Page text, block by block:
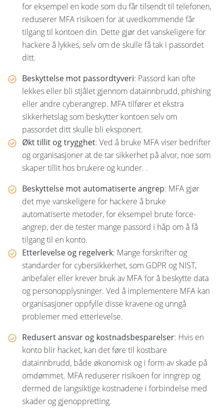
for eksempel en kode som du får tilsendt til telefonen,
reduserer MFA risikoen for at uvedkommende får
tilgang til kontoen din. Dette gjør det vanskeligere for
hackere å lykkes, selv om de skulle få tak i passordet
ditt.
Beskyttelse mot passordtyveri: Passord kan ofte
lekkes eller bli stjålet gjennom datainnbrudd, phishing
eller andre cyberangrep. MFA tilfører et ekstra
sikkerhetslag som beskytter kontoen selv om
passordet ditt skulle bli eksponert.
Økt tillit og trygghet: Ved å bruke MFA viser bedrifter
og organisasjoner at de tar sikkerhet på alvor, noe som
skaper tillit hos brukere og kunder. .
Beskyttelse mot automatiserte angrep: MFA gjør
det mye vanskeligere for hackere å bruke
automatiserte metoder, for eksempel brute force-
angrep, der de tester mange passord i håp om å få
tilgang til en konto.
Etterlevelse og regelverk: Mange forskrifter og
standarder for cybersikkerhet, som GDPR og NIST,
anbefaler eller krever bruk av MFA for å beskytte data
og personopplysninger. Ved å implementere MFA kan
organisasjoner oppfylle disse kravene og unngå
problemer med etterlevelse.
Redusert ansvar og kostnadsbesparelser: Hvis en
konto blir hacket, kan det føre til kostbare
datainnbrudd, både økonomisk og i form av skade på
omdømmet. MFA reduserer risikoen for inngrep og
dermed de langsiktige kostnadene i forbindelse med
skader og gjenoppretting.